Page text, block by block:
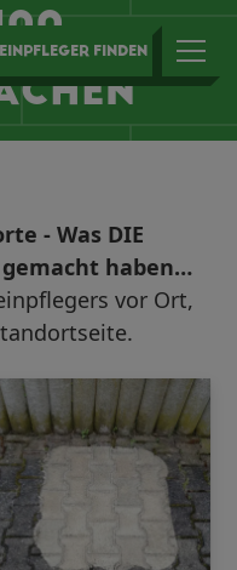
FINDEN
- Was DIE
gemacht haben…
vor Ort,